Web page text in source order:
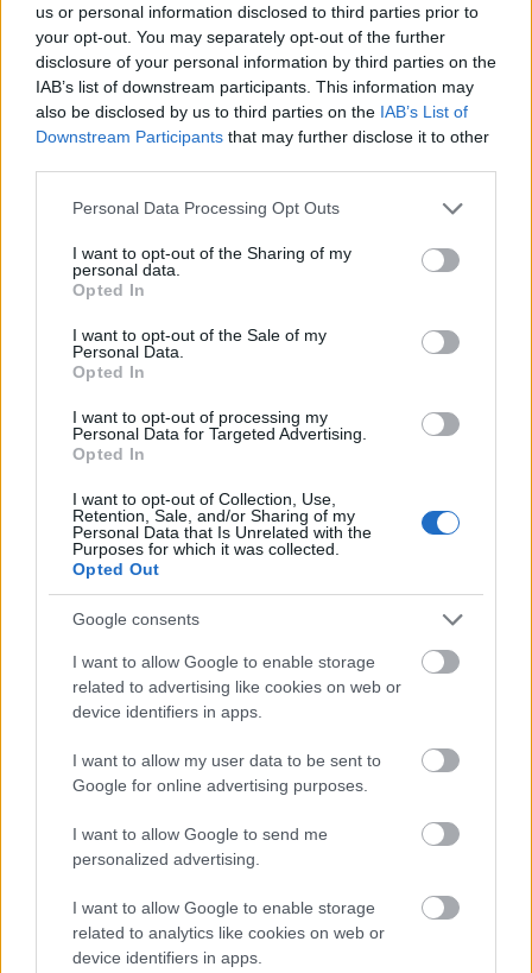
us or personal information disclosed to third parties prior to
your opt-out. You may separately opt-out of the further
disclosure of your personal information by third parties on the
IAB’s list of downstream participants. This information may
also be disclosed by us to third parties on the IAB’s List of
Downstream Participants that may further disclose it to other
Please note that this website/app uses one or more Google
not limited to your visit or usage behaviour. You may click to
grant or deny consent to Google and its third-party tags to
use your data for below specified purposes in below Google
consent section.
Personal Data Processing Opt Outs
I want to opt-out of the Sharing of my
personal data.
Opted In
I want to opt-out of the Sale of my
Personal Data.
Opted In
I want to opt-out of processing my
Personal Data for Targeted Advertising.
Opted In
I want to opt-out of Collection, Use,
Retention, Sale, and/or Sharing of my
Personal Data that Is Unrelated with the
Purposes for which it was collected.
Opted Out
Google consents
I want to allow Google to enable storage
related to advertising like cookies on web or
device identifiers in apps.
I want to allow my user data to be sent to
Google for online advertising purposes.
I want to allow Google to send me
personalized advertising.
I want to allow Google to enable storage
related to analytics like cookies on web or
device identifiers in apps.
Egy különleges sárga
Nem lepődünk meg, ha neked is megjött a kedved
tavaszra felfrissíteni a külsőd néhány vidám, színes
részlettel, mint ahogy Hailey Bieber is tette. Az új
Hailey-féle körömtrendben a klasszikus
mázas fánk
különbséggel, hogy az alaplakk egy nagyon finom,
sárgás árnyalat legyen, ami már inkább hajlik a
pasztell színek felé. Arra figyelj, hogy olyan lakkot
válassz, ami kellőképpen tartós, és gazdagon
pigmentált ahhoz, hogy elegendő legyen két réteget
dolgozni vele!